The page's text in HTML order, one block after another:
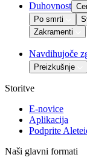
Duhovnost
Po smrti
Zakramenti
Navdihujoče
Preizkušnje
Storitve
E-novice
Aplikacija
Podprite
Naši glavni formati